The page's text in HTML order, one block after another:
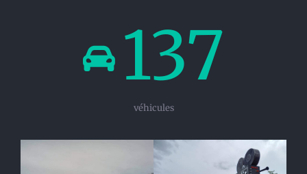
137
véhicules